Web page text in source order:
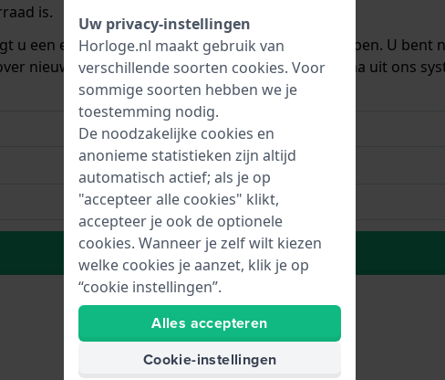
is.
u een e-mail zodra we het weer op voorraad hebben. U bent
nieuwe voorraad. Het wordt onmiddellijk daarna uit ons
Plaats in wenslijst
Uw privacy-instellingen
Horloge.nl maakt gebruik van
verschillende soorten cookies. Voor
sommige soorten hebben we je
toestemming nodig.
De noodzakelijke cookies en
anonieme statistieken zijn altijd
automatisch actief; als je op
"accepteer alle cookies" klikt,
accepteer je ook de optionele
cookies. Wanneer je zelf wilt kiezen
welke cookies je aanzet, klik je op
“cookie instellingen”.
Alles accepteren
Cookie-instellingen